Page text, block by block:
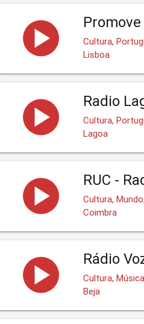
Cultura,
Lisboa
Radio
Cultura,
Lagoa
RUC -
Cultura,
Coimbra
Rádio
Cultura,
Beja